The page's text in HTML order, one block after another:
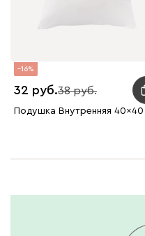
16
32 38
Подушка Внутренняя 40x40